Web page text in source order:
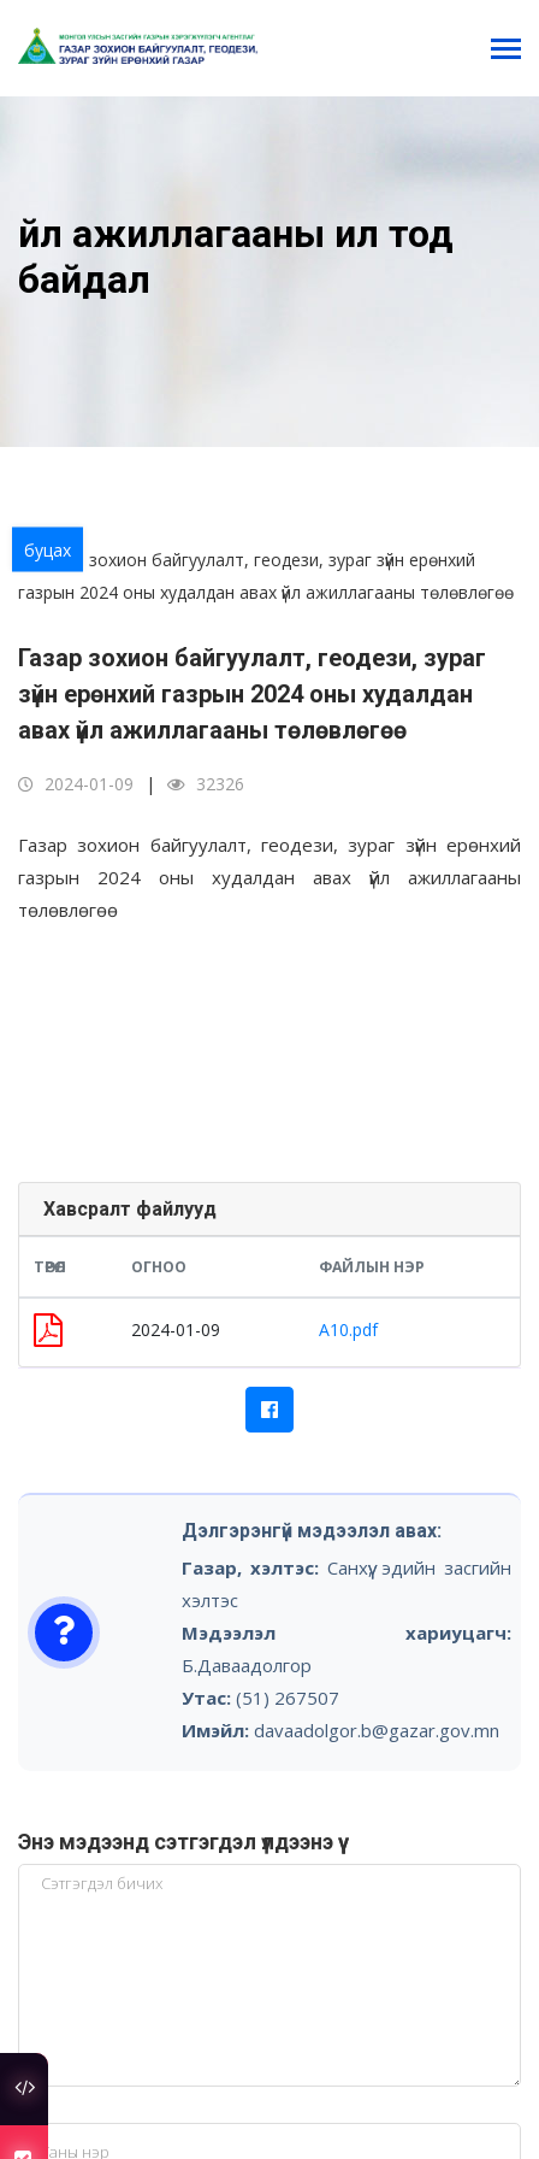
Үйл ажиллагааны ил тод
байдал
буцах
Газар зохион байгуулалт, геодези, зураг
зүйн ерөнхий газрын 2024 оны худалдан
авах үйл ажиллагааны төлөвлөгөө
2024-01-09 32326
Газар зохион байгуулалт, геодези, зураг зүйн ерөнхий
газрын 2024 оны худалдан авах үйл ажиллагааны
төлөвлөгөө
Хавсралт файлууд
ТӨРӨЛ ОГНОО ФАЙЛЫН НЭР
2024-01-09 A10.pdf
Дэлгэрэнгүй мэдээлэл авах:
Газар, хэлтэс: Санхүү, эдийн засгийн
хэлтэс
Мэдээлэл хариуцагч:
Б.Даваадолгор
Утас: (51) 267507
Имэйл: davaadolgor.b@gazar.gov.mn
Энэ мэдээнд сэтгэгдэл үлдээнэ үү
туслах холбоос